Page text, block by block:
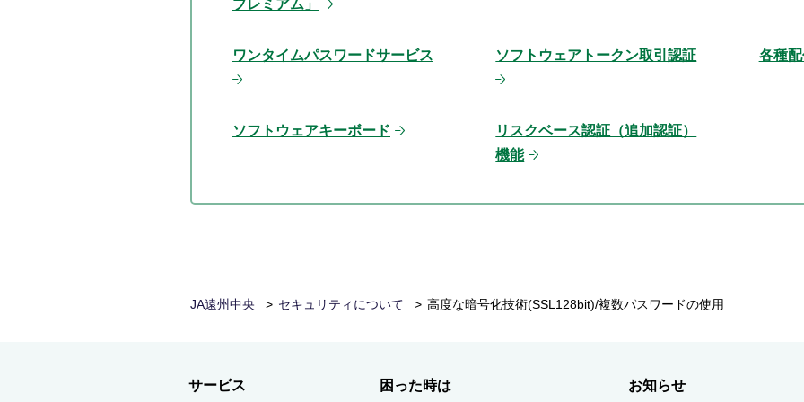
プレミアム」
ワンタイムパスワードサービス ソフトウェアトークン取引認証 各種
ソフトウェアキーボード
リスクベース認証（追加認証）
機能
JA遠州中央 セキュリティについて 高度な暗号化技術(SSL128bit)/複数パスワードの使用
サービス 困った時は お知らせ